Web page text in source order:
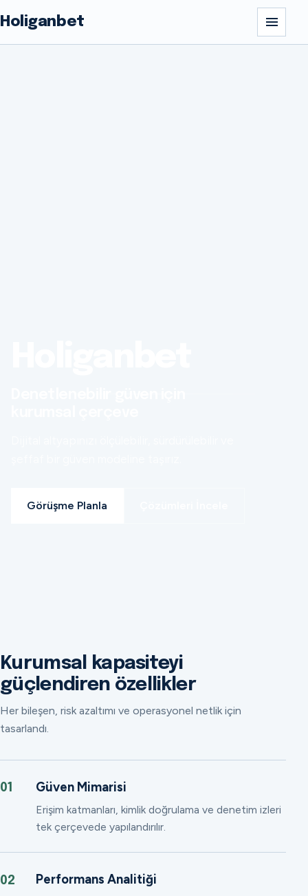
Holiganbet
Görüşme Planla
Kurumsal kapasiteyi
güçlendiren özellikler
Her bileşen, risk azaltımı ve operasyonel netlik için
tasarlandı.
01 Güven Mimarisi
Erişim katmanları, kimlik doğrulama ve denetim izleri
tek çerçevede yapılandırılır.
02 Performans Analitiği